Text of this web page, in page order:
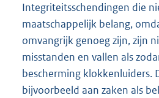
Integriteitsschendingen die
maatschappelijk belang,
omvangrijk genoeg zijn, zijn
misstanden en vallen als
bescherming klokkenluiders.
bijvoorbeeld aan zaken als